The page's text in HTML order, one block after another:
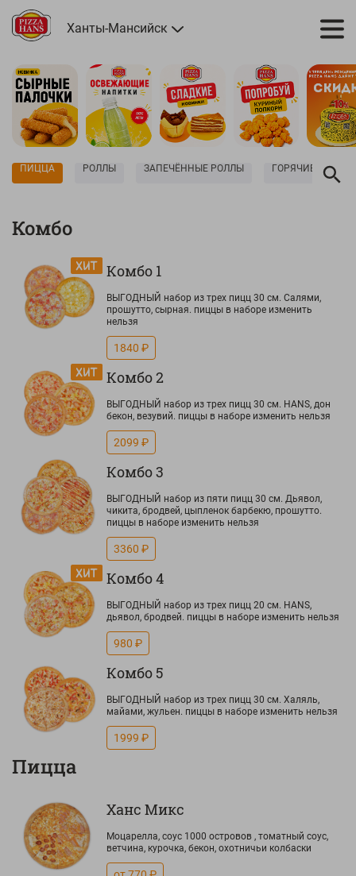
Ханты-Мансийск
ПИЦЦА РОЛЛЫ ЗАПЕЧЁННЫЕ РОЛЛЫ ГОРЯЧИЕ РОЛЛЫ
Комбо
Комбо 1
ВЫГОДНЫЙ набор из трех пицц 30 см. Салями,
прошутто, сырная. пиццы в наборе изменить
нельзя
1840 ₽
Комбо 2
ВЫГОДНЫЙ набор из трех пицц 30 см. HANS, дон
бекон, везувий. пиццы в наборе изменить нельзя
2099 ₽
Комбо 3
ВЫГОДНЫЙ набор из пяти пицц 30 см. Дьявол,
чикита, бродвей, цыпленок барбекю, прошутто.
пиццы в наборе изменить нельзя
3360 ₽
Комбо 4
ВЫГОДНЫЙ набор из трех пицц 20 см. HANS,
дьявол, бродвей. пиццы в наборе изменить нельзя
980 ₽
Комбо 5
ВЫГОДНЫЙ набор из трех пицц 30 см. Халяль,
майами, жульен. пиццы в наборе изменить нельзя
1999 ₽
Пицца
Ханс Микс
Моцарелла, соус 1000 островов , томатный соус,
ветчина, курочка, бекон, охотничьи колбаски